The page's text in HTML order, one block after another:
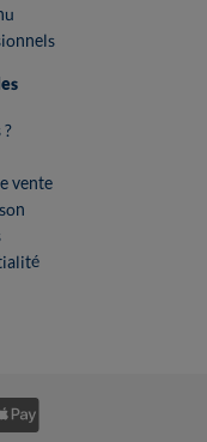
vente